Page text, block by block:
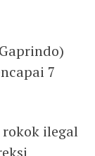
7
ilegal